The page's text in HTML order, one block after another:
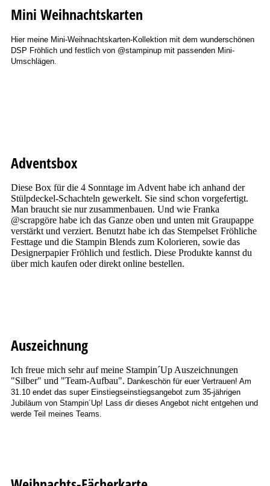
Mini Weihnachtskarten
Hier meine Mini-Weihnachtskarten-Kollektionmit dem wunderschönen
DSP Fröhlich und festlich von @stampinup mit passenden Mini-
Umschlägen.
Adventsbox
Diese Box für die 4 Sonntage im Advent habe ich anhand der
Stülpdeckel-Schachteln gewerkelt. Sie sind schon vorgefertigt.
Man braucht sie nur zusammenbauen. Und wie Franka
@scrapgöre habe ich das Ganze oben und unten mit Graupappe
verstärkt und verziert. Benutzt habe ich das Stempelset Fröhliche
Festtage und die Stampin Blends zum Kolorieren, sowie das
Designerpapier Fröhlich und festlich. Diese Produkte kannst du
über mich kaufen oder direkt online bestellen.
Auszeichnung
Ich freue mich sehr auf meine Stampin´Up Auszeichnungen
"Silber" und "Team-Aufbau". Dankeschön für euer Vertrauen! Am
31.10 endet das super Einstiegseinstiegsangebot zum 35-jährigen
Jubiläum von Stampin´Up! Lass dir dieses Angebot nicht entgehen und
werde Teil meines Teams.